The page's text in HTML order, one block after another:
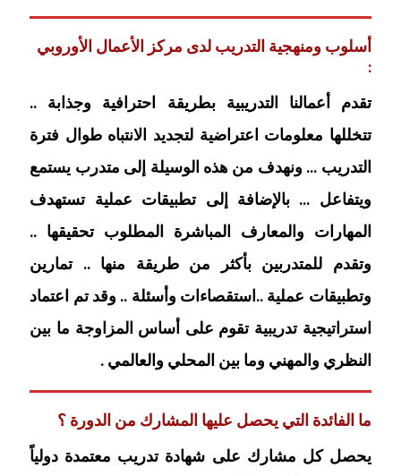
أسلوب ومنهجية التدريب لدى مركز الأعمال الأوروبي
:
تقدم أعمالنا التدريبية بطريقة احترافية وجذابة ..
تتخللها معلومات اعتراضية لتجديد الانتباه طوال فترة
التدريب … ونهدف من هذه الوسيلة إلى متدرب يستمع
ويتفاعل … بالإضافة إلى تطبيقات عملية تستهدف
المهارات والمعارف المباشرة المطلوب تحقيقها ..
وتقدم للمتدربين بأكثر من طريقة منها .. تمارين
وتطبيقات عملية ..استقصاءات وأسئلة .. وقد تم اعتماد
استراتيجية تدريبية تقوم على أساس المزاوجة ما بين
النظري والمهني وما بين المحلي والعالمي .
ما الفائدة التي يحصل عليها المشارك من الدورة ؟
يحصل كل مشارك على شهادة تدريب معتمدة دولياً